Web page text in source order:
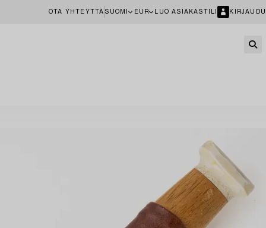
OTA YHTEYTTÄ SUOMI EUR LUO ASIAKASTILI KIRJAUDU